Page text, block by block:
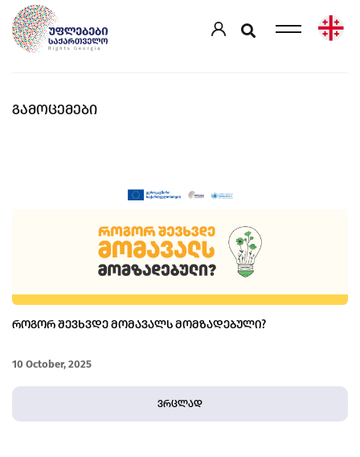
ᲒᲐᲛᲝᲪᲔᲛᲔᲑᲘ
ᲠᲝᲒᲝᲠ ᲨᲔᲕᲮᲕᲓᲔ ᲛᲝᲛᲐᲕᲐᲚᲡ ᲛᲝᲛᲖᲐᲓᲔᲑᲣᲚᲘ?
10 October, 2025
ვრცლად